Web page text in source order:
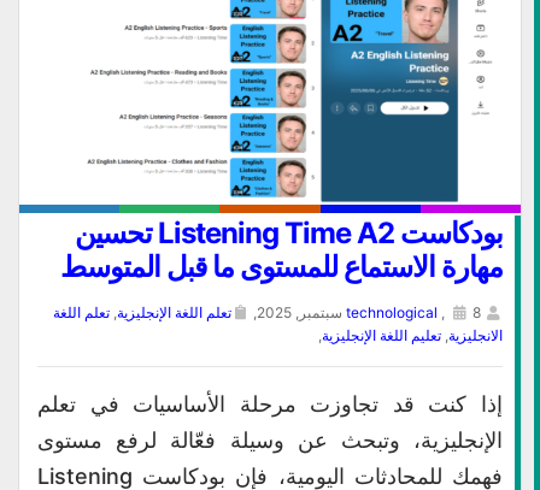
بودكاست Listening Time A2 تحسين
مهارة الاستماع للمستوى ما قبل المتوسط
technological 8 سبتمبر, 2025, تعلم اللغة الإنجليزية تعلم اللغة
الانجليزية تعليم اللغة الإنجليزية
إذا كنت قد تجاوزت مرحلة الأساسيات في تعلم
الإنجليزية، وتبحث عن وسيلة فعّالة لرفع مستوى
فهمك للمحادثات اليومية، فإن بودكاست Listening